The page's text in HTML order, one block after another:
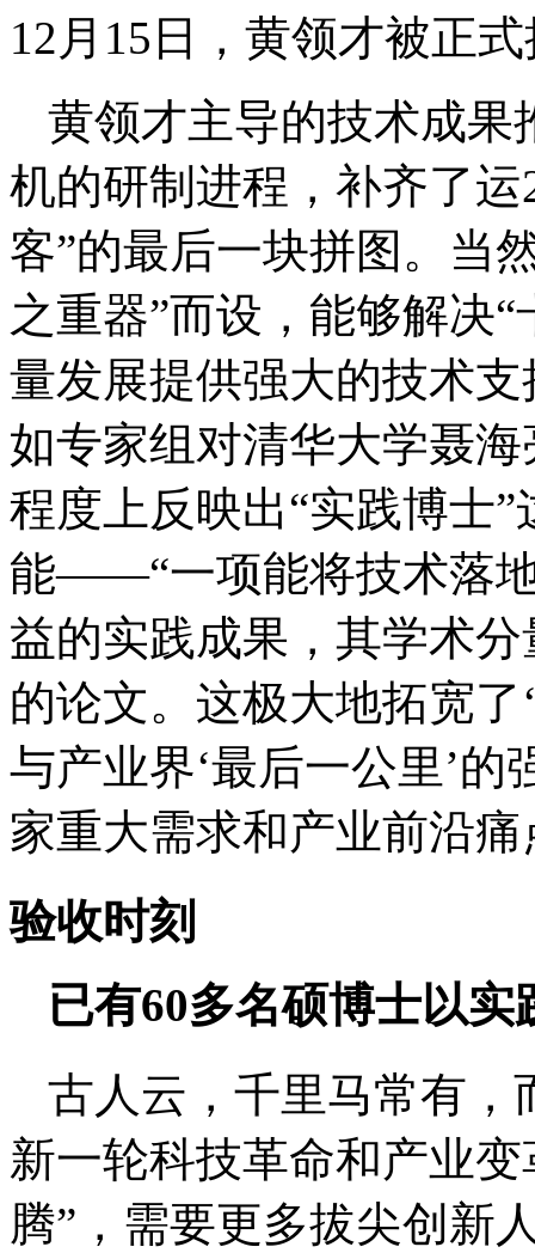
12月15日，黄领才被正
黄领才主导的技术成果
机的研制进程，补齐了
客”的最后一块拼图。当
之重器”而设，能够解决
量发展提供强大的技术
如专家组对清华大学聂
程度上反映出“实践博士
能——“一项能将技术落
益的实践成果，其学术
的论文。这极大地拓宽
与产业界‘最后一公里’
家重大需求和产业前沿
验收时刻
已有60多名硕博士以实
古人云，千里马常有，
新一轮科技革命和产业
腾”，需要更多拔尖创新